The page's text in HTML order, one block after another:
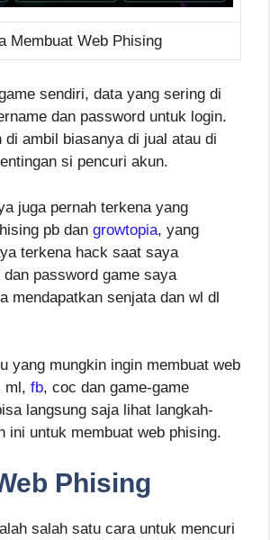
Membuat Web Phising
sendiri, data yang sering di
dan password untuk login.
di ambil biasanya di jual atau di
si pencuri akun.
juga pernah terkena yang
pb dan growtopia, yang
terkena hack saat saya
password game saya
mendapatkan senjata dan wl dl
yang mungkin ingin membuat web
ml, fb, coc dan game-game
langsung saja lihat langkah-
ini untuk membuat web phising.
Phising
salah satu cara untuk mencuri